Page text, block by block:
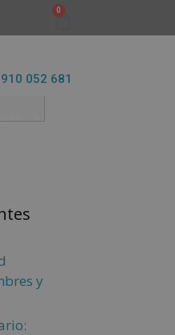
910 052 681
y